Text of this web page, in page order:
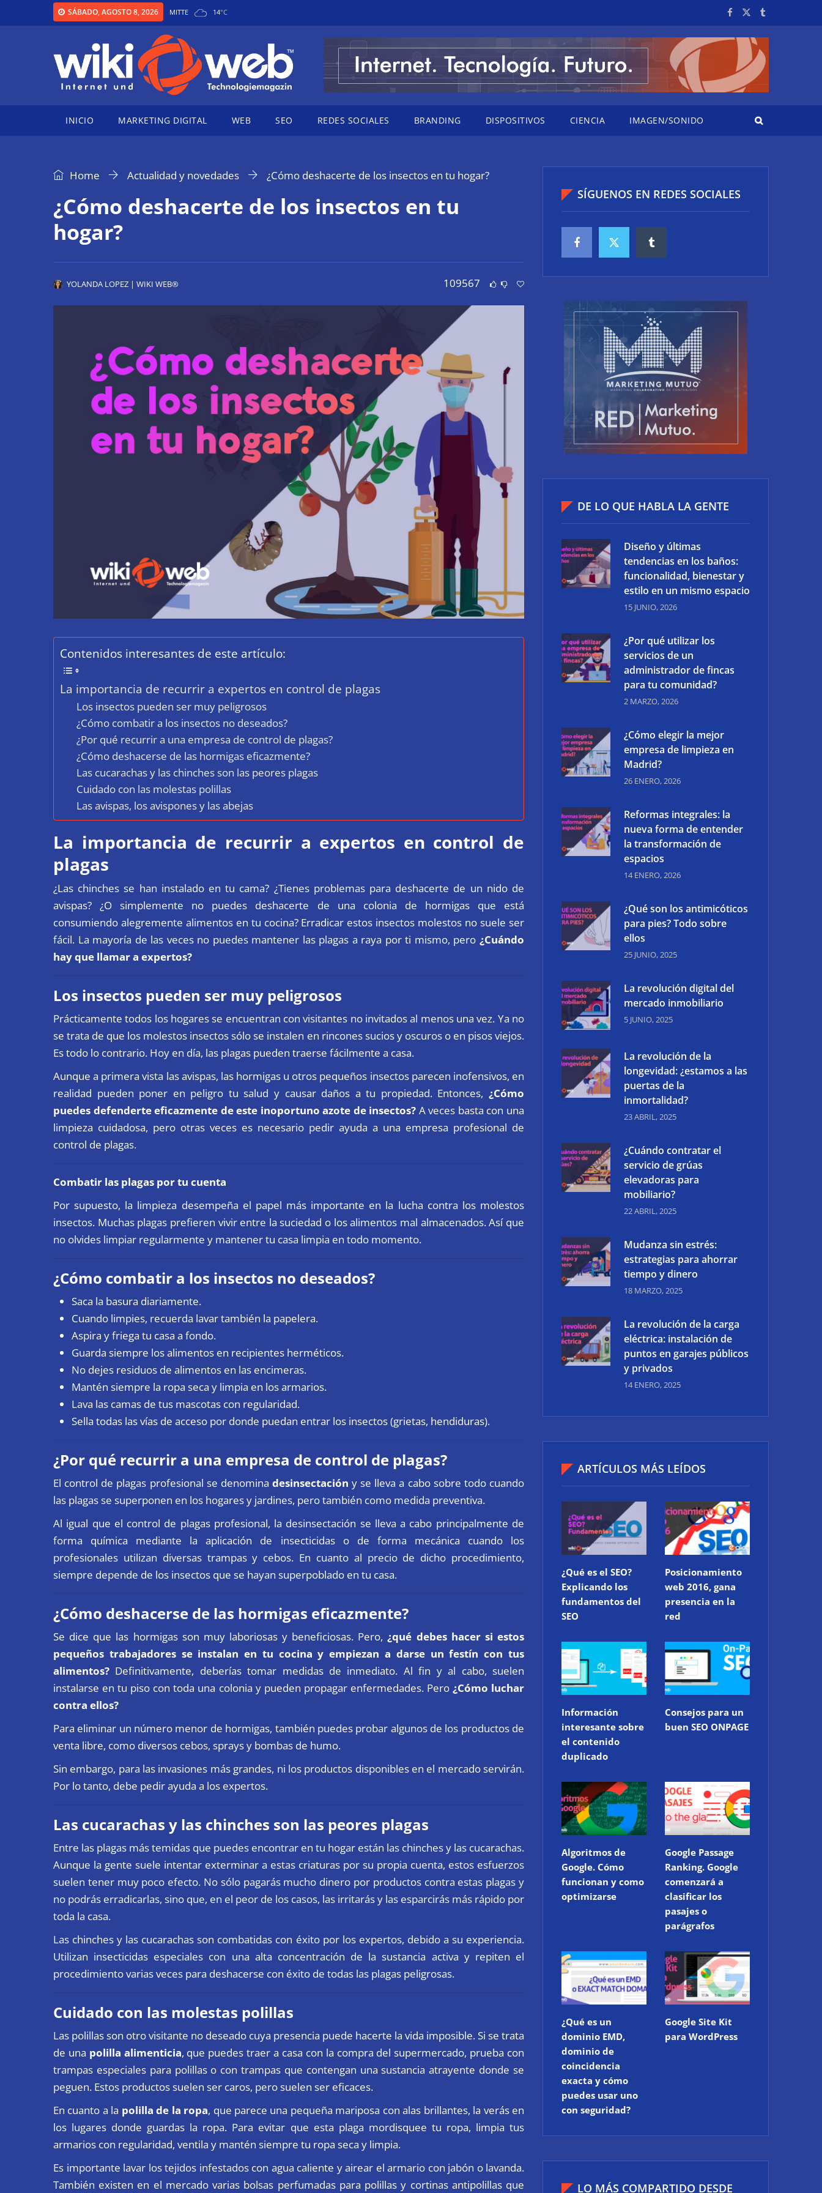
SÁBADO, AGOSTO 8, 2026 MITTE 14°C
INICIO MARKETING DIGITAL WEB SEO REDES SOCIALES BRANDING DISPOSITIVOS CIENCIA IMAGEN/SONIDO
Home Actualidad y novedades ¿Cómo deshacerte de los insectos en tu hogar?
¿Cómo deshacerte de los insectos en tu
hogar?
YOLANDA LOPEZ | WIKI WEB® 109567
Contenidos interesantes de este artículo:
La importancia de recurrir a expertos en control de plagas
Los insectos pueden ser muy peligrosos
¿Cómo combatir a los insectos no deseados?
¿Por qué recurrir a una empresa de control de plagas?
¿Cómo deshacerse de las hormigas eficazmente?
Las cucarachas y las chinches son las peores plagas
Cuidado con las molestas polillas
Las avispas, los avispones y las abejas
La importancia de recurrir a expertos en control de
plagas
¿Las chinches se han instalado en tu cama? ¿Tienes problemas para deshacerte de un nido de
avispas? ¿O simplemente no puedes deshacerte de una colonia de hormigas que está
consumiendo alegremente alimentos en tu cocina? Erradicar estos insectos molestos no suele ser
fácil. La mayoría de las veces no puedes mantener las plagas a raya por ti mismo, pero ¿Cuándo
hay que llamar a expertos?
Los insectos pueden ser muy peligrosos
Prácticamente todos los hogares se encuentran con visitantes no invitados al menos una vez. Ya no
se trata de que los molestos insectos sólo se instalen en rincones sucios y oscuros o en pisos viejos.
Es todo lo contrario. Hoy en día, las plagas pueden traerse fácilmente a casa.
Aunque a primera vista las avispas, las hormigas u otros pequeños insectos parecen inofensivos, en
realidad pueden poner en peligro tu salud y causar daños a tu propiedad. Entonces, ¿Cómo
puedes defenderte eficazmente de este inoportuno azote de insectos? A veces basta con una
limpieza cuidadosa, pero otras veces es necesario pedir ayuda a una empresa profesional de
control de plagas.
Combatir las plagas por tu cuenta
Por supuesto, la limpieza desempeña el papel más importante en la lucha contra los molestos
insectos. Muchas plagas prefieren vivir entre la suciedad o los alimentos mal almacenados. Así que
no olvides limpiar regularmente y mantener tu casa limpia en todo momento.
¿Cómo combatir a los insectos no deseados?
Saca la basura diariamente.
Cuando limpies, recuerda lavar también la papelera.
Aspira y friega tu casa a fondo.
Guarda siempre los alimentos en recipientes herméticos.
No dejes residuos de alimentos en las encimeras.
Mantén siempre la ropa seca y limpia en los armarios.
Lava las camas de tus mascotas con regularidad.
Sella todas las vías de acceso por donde puedan entrar los insectos (grietas, hendiduras).
¿Por qué recurrir a una empresa de control de plagas?
El control de plagas profesional se denomina desinsectación y se lleva a cabo sobre todo cuando
las plagas se superponen en los hogares y jardines, pero también como medida preventiva.
Al igual que el control de plagas profesional, la desinsectación se lleva a cabo principalmente de
forma química mediante la aplicación de insecticidas o de forma mecánica cuando los
profesionales utilizan diversas trampas y cebos. En cuanto al precio de dicho procedimiento,
siempre depende de los insectos que se hayan superpoblado en tu casa.
¿Cómo deshacerse de las hormigas eficazmente?
Se dice que las hormigas son muy laboriosas y beneficiosas. Pero,¿qué debes hacer si estos
pequeños trabajadores se instalan en tu cocina y empiezan a darse un festín con tus
alimentos? Definitivamente, deberías tomar medidas de inmediato. Al fin y al cabo, suelen
instalarse en tu piso con toda una colonia y pueden propagar enfermedades. Pero ¿Cómo luchar
contra ellos?
Para eliminar un número menor de hormigas, también puedes probar algunos de los productos de
venta libre, como diversos cebos, sprays y bombas de humo.
Sin embargo, para las invasiones más grandes, ni los productos disponibles en el mercado servirán.
Por lo tanto, debe pedir ayuda a los expertos.
Las cucarachas y las chinches son las peores plagas
Entre las plagas más temidas que puedes encontrar en tu hogar están las chinches y las cucarachas.
Aunque la gente suele intentar exterminar a estas criaturas por su propia cuenta, estos esfuerzos
suelen tener muy poco efecto. No sólo pagarás mucho dinero por productos contra estas plagas y
no podrás erradicarlas, sino que, en el peor de los casos, las irritarás y las esparcirás más rápido por
toda la casa.
Las chinches y las cucarachas son combatidas con éxito por los expertos, debido a su experiencia.
Utilizan insecticidas especiales con una alta concentración de la sustancia activa y repiten el
procedimiento varias veces para deshacerse con éxito de todas las plagas peligrosas.
Cuidado con las molestas polillas
Las polillas son otro visitante no deseado cuya presencia puede hacerte la vida imposible. Si se trata
de una polilla alimenticia, que puedes traer a casa con la compra del supermercado, prueba con
trampas especiales para polillas o con trampas que contengan una sustancia atrayente donde se
peguen. Estos productos suelen ser caros, pero suelen ser eficaces.
En cuanto a la polilla de la ropa, que parece una pequeña mariposa con alas brillantes, la verás en
los lugares donde guardas la ropa. Para evitar que esta plaga mordisquee tu ropa, limpia tus
armarios con regularidad, ventila y mantén siempre tu ropa seca y limpia.
Es importante lavar los tejidos infestados con agua caliente y airear el armario con jabón o lavanda.
También existen en el mercado varias bolsas perfumadas para polillas y cortinas antipolillas que
SÍGUENOS EN REDES SOCIALES
DE LO QUE HABLA LA GENTE
Diseño y últimas
tendencias en los baños:
funcionalidad, bienestar y
estilo en un mismo espacio
15 JUNIO, 2026
¿Por qué utilizar los
servicios de un
administrador de fincas
para tu comunidad?
2 MARZO, 2026
¿Cómo elegir la mejor
empresa de limpieza en
Madrid?
26 ENERO, 2026
Reformas integrales: la
nueva forma de entender
la transformación de
espacios
14 ENERO, 2026
¿Qué son los antimicóticos
para pies? Todo sobre
ellos
25 JUNIO, 2025
La revolución digital del
mercado inmobiliario
5 JUNIO, 2025
La revolución de la
longevidad: ¿estamos a las
puertas de la
inmortalidad?
23 ABRIL, 2025
¿Cuándo contratar el
servicio de grúas
elevadoras para
mobiliario?
22 ABRIL, 2025
Mudanza sin estrés:
estrategias para ahorrar
tiempo y dinero
18 MARZO, 2025
La revolución de la carga
eléctrica: instalación de
puntos en garajes públicos
y privados
14 ENERO, 2025
ARTÍCULOS MÁS LEÍDOS
¿Qué es el SEO?
Explicando los
fundamentos del
SEO
Posicionamiento
web 2016, gana
presencia en la
red
Información
interesante sobre
el contenido
duplicado
Consejos para un
buen SEO ONPAGE
Algoritmos de
Google. Cómo
funcionan y como
optimizarse
Google Passage
Ranking. Google
comenzará a
clasificar los
pasajes o
parágrafos
¿Qué es un
dominio EMD,
dominio de
coincidencia
exacta y cómo
puedes usar uno
con seguridad?
Google Site Kit
para WordPress
LO MÁS COMPARTIDO DESDE